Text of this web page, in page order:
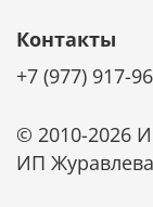
икону от
основа иконы,
надолго
Контакты
+7 (977) 917-
© 2010-2026
ИП